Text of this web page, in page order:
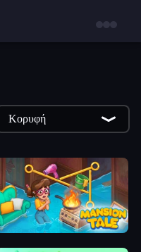
Κορυφή
Mansion Tale: Merge Secrets